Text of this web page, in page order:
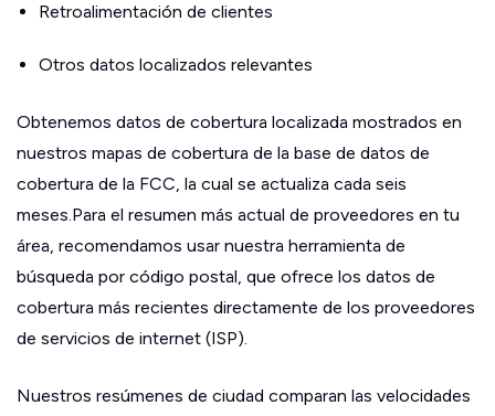
Retroalimentación de clientes
Otros datos localizados relevantes
Obtenemos datos de cobertura localizada mostrados en
nuestros mapas de cobertura de la base de datos de
cobertura de la FCC, la cual se actualiza cada seis
meses.Para el resumen más actual de proveedores en tu
área, recomendamos usar nuestra herramienta de
búsqueda por código postal, que ofrece los datos de
cobertura más recientes directamente de los proveedores
de servicios de internet (ISP).
Nuestros resúmenes de ciudad comparan las velocidades